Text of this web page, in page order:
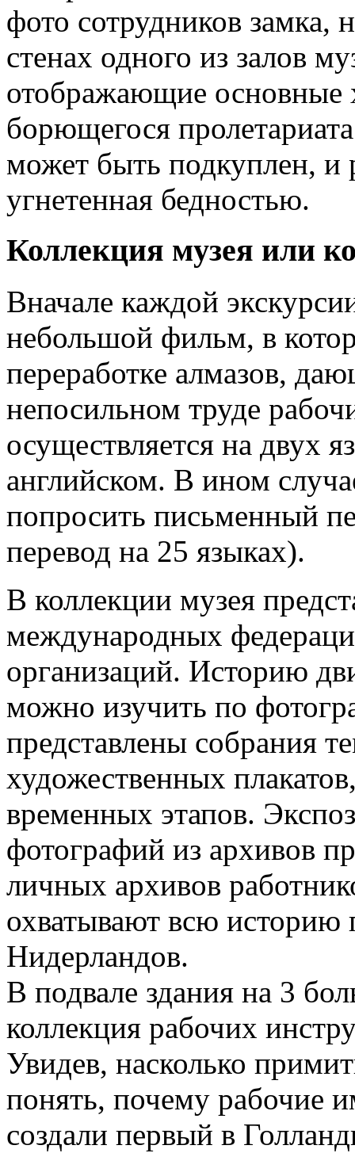
фото сотрудников замка,
стенах одного из залов
отображающие основные
борющегося
может быть подкуплен,
угнетенная бедностью.
Коллекция музея или
Вначале каждой
небольшой фильм, в
переработке алмазов,
непосильном труде
осуществляется на двух
английском. В ином
попросить письменный
перевод на 25 языках).
В коллекции музея
международных
организаций. Историю
можно изучить по
представлены собрания
художественных
временных этапов.
фотографий из архивов
личных архивов
охватывают всю
Нидерландов.
В подвале здания на 3
коллекция рабочих
Увидев, насколько
понять, почему рабочие
создали первый в